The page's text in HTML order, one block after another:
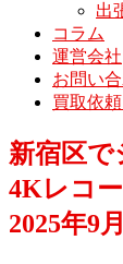
出
コラム
運営会社
お問い
買取依
新宿区で
4Kレコ
2025年9